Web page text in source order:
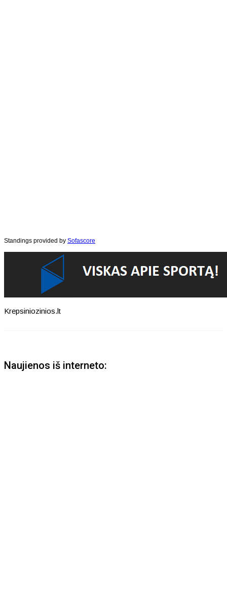
Standings provided by Sofascore
Krepsiniozinios.lt
Naujienos iš interneto: